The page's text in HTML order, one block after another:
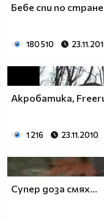
Бебе спи по
180 510
Акробатика,
1 216 23.11.2010
Супер доза смях...